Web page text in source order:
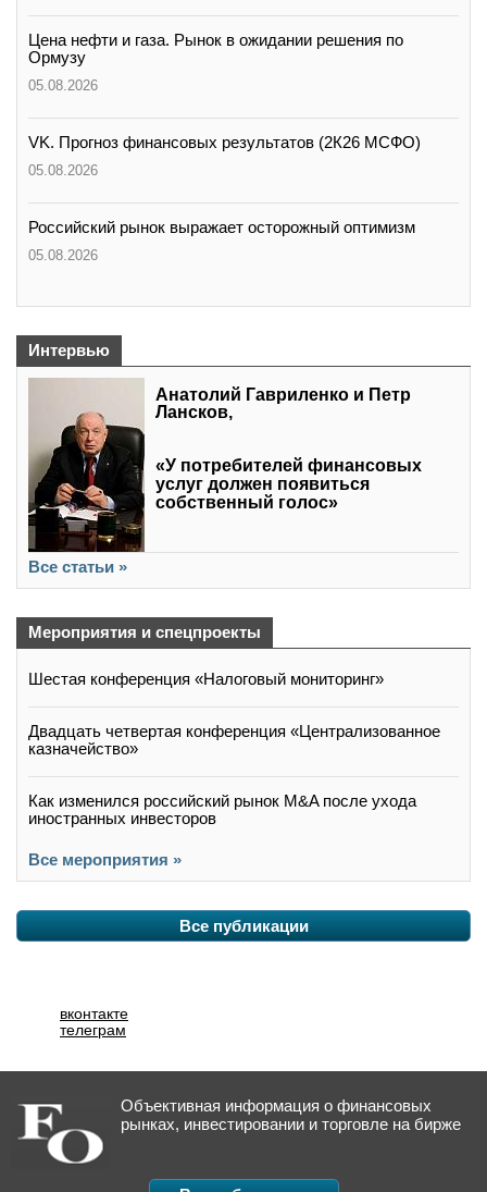
Цена нефти и газа. Рынок в ожидании решения по
Ормузу
05.08.2026
VK. Прогноз финансовых результатов (2К26 МСФО)
05.08.2026
Российский рынок выражает осторожный оптимизм
05.08.2026
Интервью
Анатолий Гавриленко и Петр
Лансков,
«У потребителей финансовых
услуг должен появиться
собственный голос»
Все статьи »
Мероприятия и спецпроекты
Шестая конференция «Налоговый мониторинг»
Двадцать четвертая конференция «Централизованное
казначейство»
Как изменился российский рынок M&A после ухода
иностранных инвесторов
Все мероприятия »
Все публикации
вконтакте
телеграм
Объективная информация о финансовых
рынках, инвестировании и торговле на бирже